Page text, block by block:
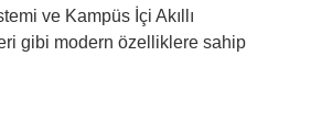
ve Kampüs İçi Akıllı
gibi modern özelliklere sahip